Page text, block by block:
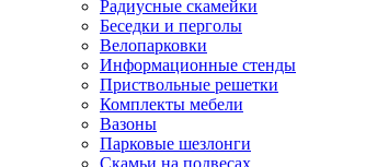
Радиусные скамейки
Беседки и перголы
Велопарковки
Информационные стенды
Приствольные решетки
Комплекты мебели
Вазоны
Парковые шезлонги
Скамьи на подвесах